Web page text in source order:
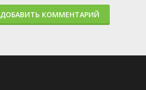
ДОБАВИТЬ КОММЕНТАРИЙ